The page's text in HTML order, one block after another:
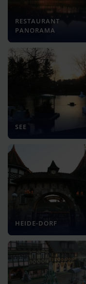
RESTAURANT
PANORAMA
SEE
HEIDE-DORF